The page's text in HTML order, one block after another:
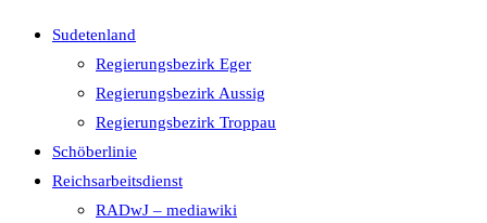
Sudetenland
Regierungsbezirk Eger
Regierungsbezirk Aussig
Regierungsbezirk Troppau
Schöberlinie
Reichsarbeitsdienst
RADwJ – mediawiki